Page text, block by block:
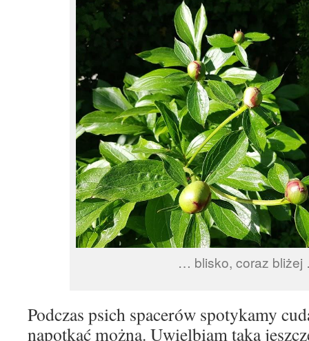
… blisko, coraz
Podczas psich spacerów spotykamy
napotkać można. Uwielbiam taką